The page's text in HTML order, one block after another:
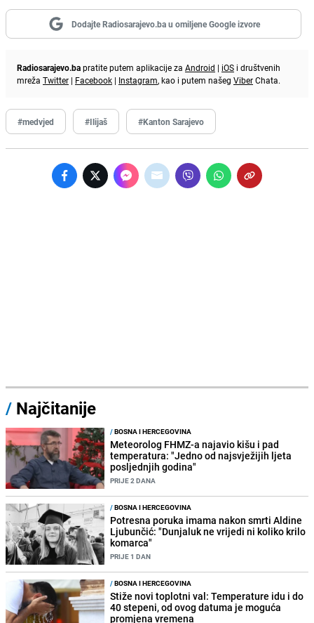
Dodajte Radiosarajevo.ba u omiljene Google izvore
Radiosarajevo.bapratite putem aplikacije za Android | iOS i društvenih
mreža Twitter | Facebook | Instagram, kao i putem našeg ViberChata.
#medvjed #Ilijaš #Kanton Sarajevo
/ Najčitanije
/BOSNA I HERCEGOVINA
Meteorolog FHMZ-a najavio kišu i pad
temperatura: "Jedno od najsvježijih ljeta
posljednjih godina"
PRIJE 2 DANA
/BOSNA I HERCEGOVINA
Potresna poruka imama nakon smrti Aldine
Ljubunčić: "Dunjaluk ne vrijedi ni koliko krilo
komarca"
PRIJE 1 DAN
/BOSNA I HERCEGOVINA
Stiže novi toplotni val: Temperature idu i do
40 stepeni, od ovog datuma je moguća
promjena vremena